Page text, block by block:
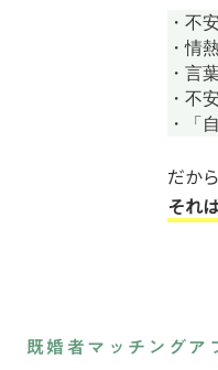
・不
・情
・言
・不
・「
だか
それ
既婚者マッチングア